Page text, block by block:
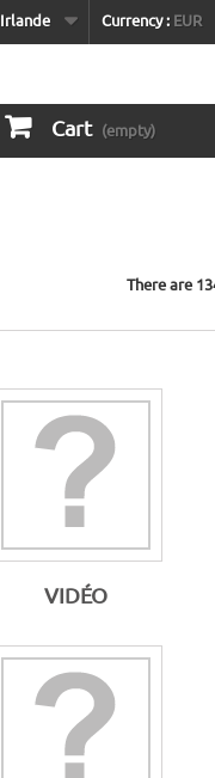
Currency : EUR
Irlande
Cart (empty)
There are
VIDÉO